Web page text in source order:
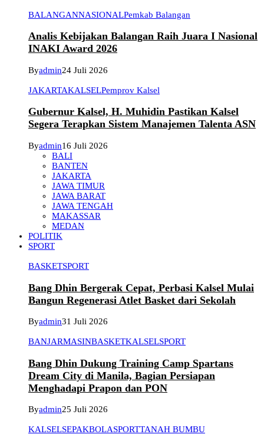
BALANGANNASIONALPemkab Balangan
Analis Kebijakan Balangan Raih Juara I Nasional
INAKI Award 2026
Byadmin24 Juli 2026
JAKARTAKALSELPemprov Kalsel
Gubernur Kalsel, H. Muhidin Pastikan Kalsel
Segera Terapkan Sistem Manajemen Talenta ASN
Byadmin16 Juli 2026
BALI
BANTEN
JAKARTA
JAWA TIMUR
JAWA BARAT
JAWA TENGAH
MAKASSAR
MEDAN
POLITIK
SPORT
BASKETSPORT
Bang Dhin Bergerak Cepat, Perbasi Kalsel Mulai
Bangun Regenerasi Atlet Basket dari Sekolah
Byadmin31 Juli 2026
BANJARMASINBASKETKALSELSPORT
Bang Dhin Dukung Training Camp Spartans
Dream City di Manila, Bagian Persiapan
Menghadapi Prapon dan PON
Byadmin25 Juli 2026
KALSELSEPAKBOLASPORTTANAH BUMBU